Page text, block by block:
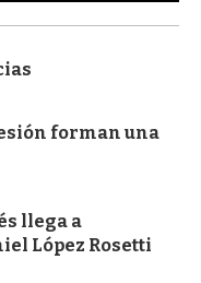
forman una
llega a
López Rosetti